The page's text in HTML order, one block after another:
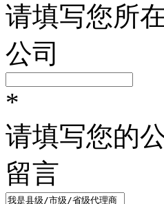
请填写您所
公司
*
请填写您的
留言